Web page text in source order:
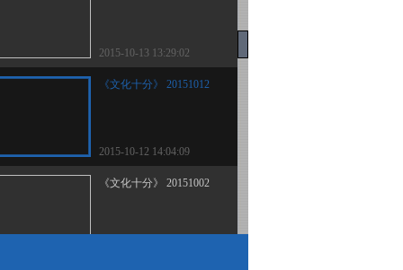
2015-10-13 13:29:02
《文化十分》 20151012
2015-10-12 14:04:09
《文化十分》 20151002